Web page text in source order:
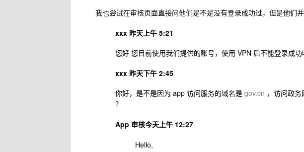
我也尝试在审核页面直接问他们是不是没有登录成功过，但是他
xxx 昨天上午 5:21
您好 您目前使用我们提供的账号，使用 VPN 后不能登录成功
xxx 昨天下午 2:45
你好，是不是因为 app 访问服务的域名是 gov.cn ，访问政
？
App 审核今天上午 12:27
Hello,